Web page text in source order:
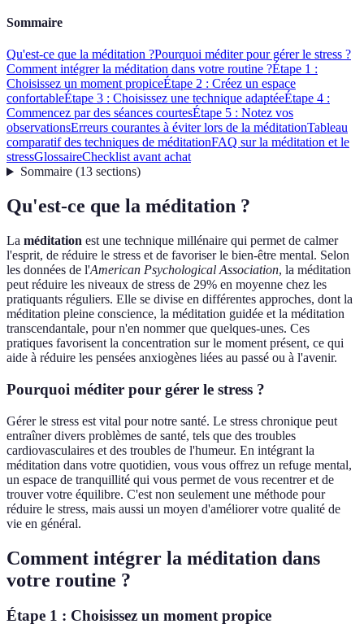
Sommaire
Qu'est-ce que la méditation ?Pourquoi méditer pour gérer le stress ?
Comment intégrer la méditation dans votre routine ?Étape 1 :
Choisissez un moment propiceÉtape 2 : Créez un espace
confortableÉtape 3 : Choisissez une technique adaptéeÉtape 4 :
Commencez par des séances courtesÉtape 5 : Notez vos
observationsErreurs courantes à éviter lors de la méditationTableau
comparatif des techniques de méditationFAQ sur la méditation et le
stressGlossaireChecklist avant achat
Sommaire(13 sections)
Qu'est-ce que la méditation ?
La méditation est une technique millénaire qui permet de calmer
l'esprit, de réduire le stress et de favoriser le bien-être mental. Selon
les données de l'American Psychological Association, la méditation
peut réduire les niveaux de stress de 29% en moyenne chez les
pratiquants réguliers. Elle se divise en différentes approches, dont la
méditation pleine conscience, la méditation guidée et la méditation
transcendantale, pour n'en nommer que quelques-unes. Ces
pratiques favorisent la concentration sur le moment présent, ce qui
aide à réduire les pensées anxiogènes liées au passé ou à l'avenir.
Pourquoi méditer pour gérer le stress ?
Gérer le stress est vital pour notre santé. Le stress chronique peut
entraîner divers problèmes de santé, tels que des troubles
cardiovasculaires et des troubles de l'humeur. En intégrant la
méditation dans votre quotidien, vous vous offrez un refuge mental,
un espace de tranquillité qui vous permet de vous recentrer et de
trouver votre équilibre. C'est non seulement une méthode pour
réduire le stress, mais aussi un moyen d'améliorer votre qualité de
vie en général.
Comment intégrer la méditation dans
votre routine ?
Étape 1 : Choisissez un moment propice